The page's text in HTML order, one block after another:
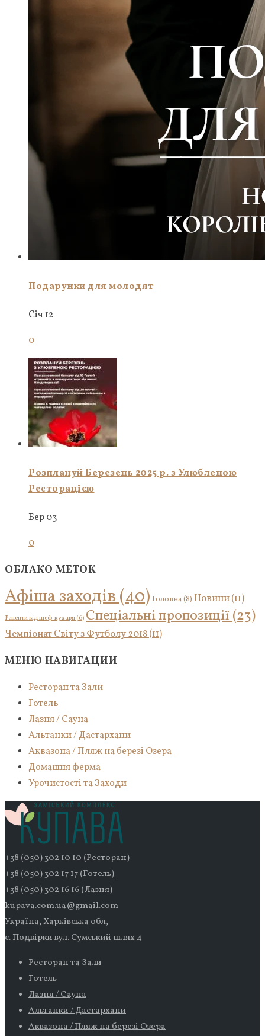
Подарунки для молодят
Січ 12
0
Розплануй Березень 2025 р. з Улюбленою
Ресторацією
Бер 03
0
ОБЛАКО МЕТОК
Афіша заходів(40) Головна(8) Новини(11)
Рецепти від шеф-кухаря(6) Спеціальні пропозиції(23)
Чемпіонат Світу з Футболу 2018(11)
МЕНЮ НАВИГАЦИИ
Ресторан та Зали
Готель
Лазня / Сауна
Альтанки / Дастархани
Аквазона / Пляж на березі Озера
Домашня ферма
Урочистості та Заходи
+38 (050) 302 10 10 (Ресторан)
+38 (050) 302 17 17 (Готель)
+38 (050) 302 16 16 (Лазня)
kupava.com.ua@gmail.com
Україна, Харківська обл,
с. Подвірки вул. Сумський шлях 4
Ресторан та Зали
Готель
Лазня / Сауна
Альтанки / Дастархани
Аквазона / Пляж на березі Озера